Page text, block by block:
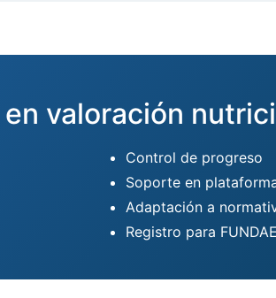
valoración
Control de progreso
Soporte en
Adaptación a
Registro para FUNDAE